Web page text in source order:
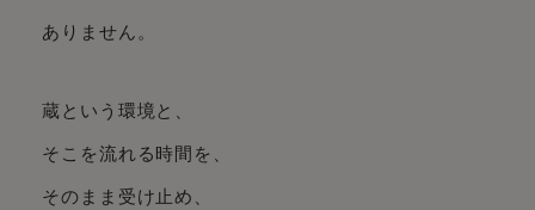
ありません。
蔵という環境と、
そこを流れる時間を、
そのまま受け止め、